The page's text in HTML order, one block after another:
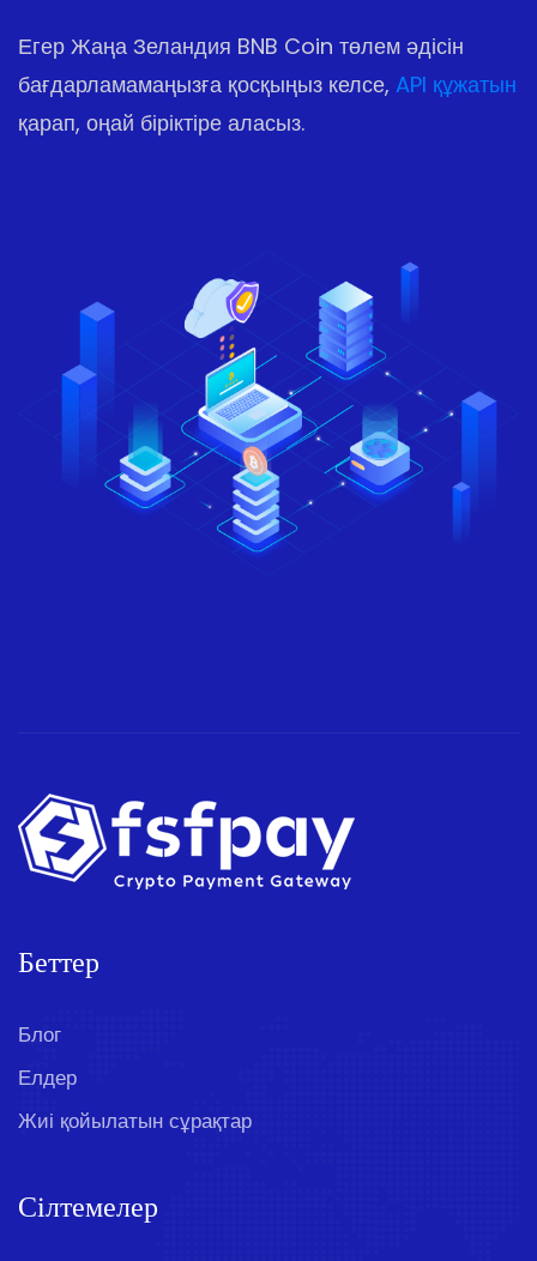
Егер Жаңа Зеландия BNB Coin төлем әдісін
бағдарламамаңызға қосқыңыз келсе, API құжатын
қарап, оңай біріктіре аласыз.
Беттер
Блог
Елдер
Жиі қойылатын сұрақтар
Сілтемелер